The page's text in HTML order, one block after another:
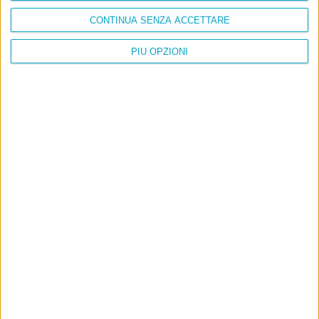
PIÙ OPZIONI
CONTINUA SENZA ACCETTARE